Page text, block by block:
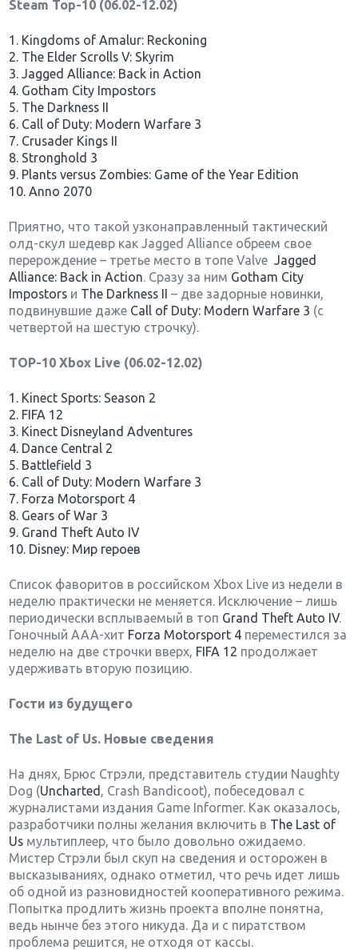
Steam Top-10 (06.02-12.02)
1. Kingdoms of Amalur: Reckoning
2. The Elder Scrolls V: Skyrim
3. Jagged Alliance: Back in Action
4. Gotham City Impostors
5. The Darkness II
6. Call of Duty: Modern Warfare 3
7. Crusader Kings II
8. Stronghold 3
9. Plants versus Zombies: Game of the Year Edition
10. Anno 2070
Приятно, что такой узконаправленный тактический
олд-скул шедевр как Jagged Alliance обреем свое
перерождение – третье место в топе Valve Jagged
Alliance: Back in Action. Сразу за ним Gotham City
Impostors и The Darkness II – две задорные новинки,
подвинувшие даже Call of Duty: Modern Warfare 3 (с
четвертой на шестую строчку).
TOP-10 Xbox Live (06.02-12.02)
1. Kinect Sports: Season 2
2. FIFA 12
3. Kinect Disneyland Adventures
4. Dance Central 2
5. Battlefield 3
6. Call of Duty: Modern Warfare 3
7. Forza Motorsport 4
8. Gears of War 3
9. Grand Theft Auto IV
10. Disney: Мир героев
Список фаворитов в российском Xbox Live из недели в
неделю практически не меняется. Исключение – лишь
периодически всплываемый в топ Grand Theft Auto IV.
Гоночный ААА-хит Forza Motorsport 4 переместился за
неделю на две строчки вверх, FIFA 12 продолжает
удерживать вторую позицию.
Гости из будущего
The Last of Us. Новые сведения
На днях, Брюс Стрэли, представитель студии Naughty
Dog (Uncharted , Crash Bandicoot), побеседовал с
журналистами издания Game Informer. Как оказалось,
разработчики полны желания включить в The Last of
Us мультиплеер, что было довольно ожидаемо.
Мистер Стрэли был скуп на сведения и осторожен в
высказываниях, однако отметил, что речь идет лишь
об одной из разновидностей кооперативного режима.
Попытка продлить жизнь проекта вполне понятна,
ведь нынче без этого никуда. Да и с пиратством
проблема решится, не отходя от кассы.